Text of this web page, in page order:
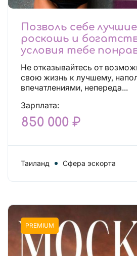
Позволь себе
роскошь и
условия тебе
Действительно
условия и
Не отказывайтесь от
свою жизнь к лучшему,
впечатлениями, непереда...
Зарплата:
850 000 ₽
Таиланд Сфера эскорта
PREMIUM